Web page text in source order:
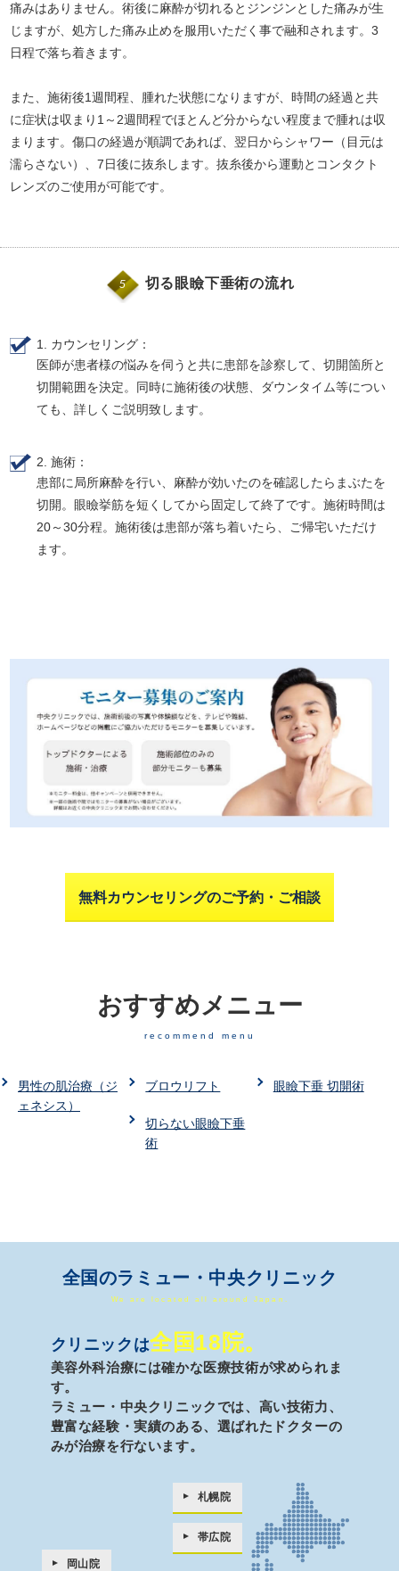
痛みはありません。術後に麻酔が切れるとジンジンとした痛みが生
じますが、処方した痛み止めを服用いただく事で融和されます。3
日程で落ち着きます。
また、施術後1週間程、腫れた状態になりますが、時間の経過と共
に症状は収まり1～2週間程でほとんど分からない程度まで腫れは収
まります。傷口の経過が順調であれば、翌日からシャワー（目元は
濡らさない）、7日後に抜糸します。抜糸後から運動とコンタクト
レンズのご使用が可能です。
5 切る眼瞼下垂術の流れ
1. カウンセリング：
医師が患者様の悩みを伺うと共に患部を診察して、切開箇所と
切開範囲を決定。同時に施術後の状態、ダウンタイム等につい
ても、詳しくご説明致します。
2. 施術：
患部に局所麻酔を行い、麻酔が効いたのを確認したらまぶたを
切開。眼瞼挙筋を短くしてから固定して終了です。施術時間は
20～30分程。施術後は患部が落ち着いたら、ご帰宅いただけ
ます。
無料カウンセリングのご予約・ご相談
おすすめメニュー
recommend menu
男性の肌治療（ジ
ェネシス）
ブロウリフト 眼瞼下垂 切開術
切らない眼瞼下垂
術
全国のラミュー・中央クリニック
We are located all around Japan.
クリニックは全国18院。
美容外科治療には確かな医療技術が求められま
す。
ラミュー・中央クリニックでは、高い技術力、
豊富な経験・実績のある、 選ばれたドクターの
みが治療を行ないます。
札幌院
帯広院
岡山院